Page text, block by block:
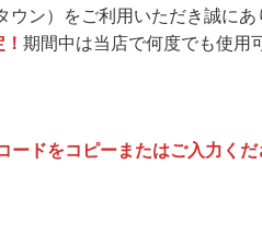
ウン）をご利用いただき誠にあ
期間中は当店で何度でも使用
ドをコピーまたはご入力くだ